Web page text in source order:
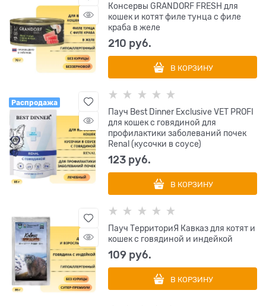
Консервы GRANDORF FRESH для
кошек и котят филе тунца с филе
краба в желе
210 руб.
В КОРЗИНУ
Распродажа
Пауч Best Dinner Exclusive VET PROFI
для кошек с говядиной для
профилактики заболеваний почек
Renal (кусочки в соусе)
123 руб.
В КОРЗИНУ
Пауч ТерриториЯ Кавказ для котят и
кошек с говядиной и индейкой
109 руб.
В КОРЗИНУ